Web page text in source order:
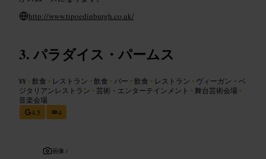
http://www.tipoedinburgh.co.uk/
パラダイス・パームス
¥¥ • 飲食 • レストラン • 飲食 • バー • 飲食 • レストラン • ヴィーガン・ベ
ジタリアンレストラン •芸術・エンターテインメント • 舞台芸術会場 •
音楽会場
4.5
4
画像 /